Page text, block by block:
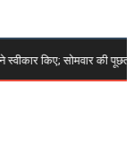
किए; सोमवार की